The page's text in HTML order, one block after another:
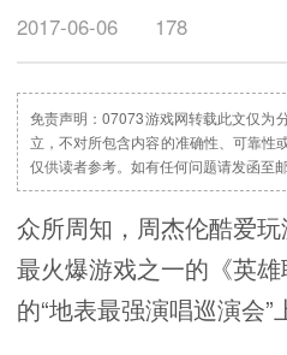
2017-06-06 178
免责声明：07073游戏网转载此文仅为
立，不对所包含内容的准确性、可靠性
仅供读者参考。如有任何问题请发函至
众所周知，周杰伦酷爱
最火爆游戏之一的《英
的“地表最强演唱巡演会”